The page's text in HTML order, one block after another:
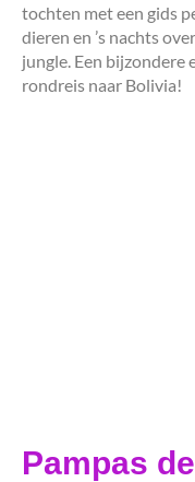
tochten met een gids
dieren en ’s nachts
jungle. Een bijzondere
rondreis naar Bolivia!
Pampas